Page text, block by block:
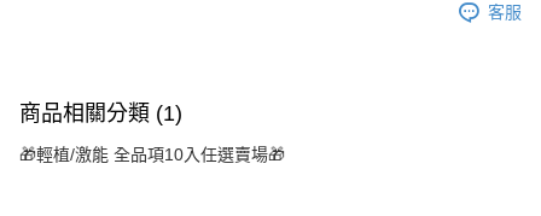
客服
商品相關分類 (1)
🎁輕植/激能 全品項10入任選賣場🎁